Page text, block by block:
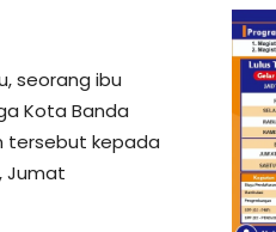
seorang ibu
Kota Banda
tersebut kepada
Jumat